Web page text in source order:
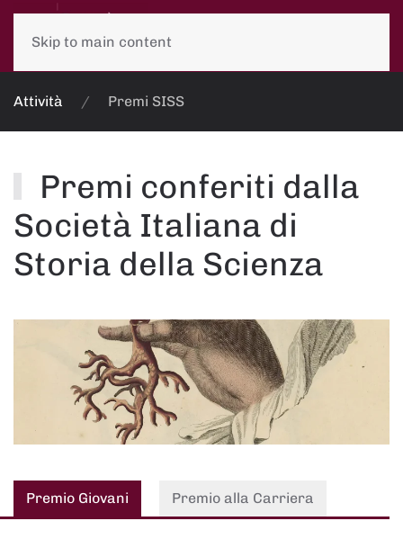
Skip to main content
Attività Premi SISS
Premi conferiti dalla
Società Italiana di
Storia della Scienza
Premio Giovani Premio alla Carriera